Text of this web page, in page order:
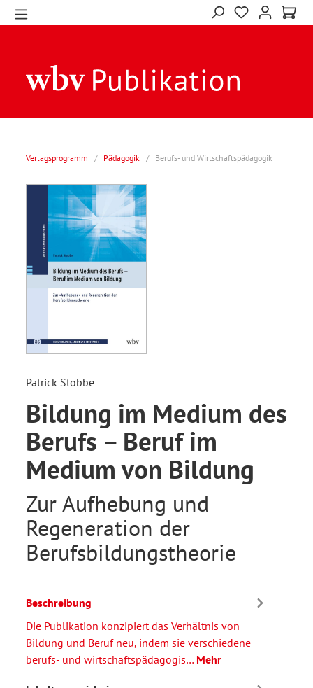
Verlagsprogramm / Pädagogik / Berufs- und Wirtschaftspädagogik
Patrick Stobbe
Bildung im Medium des
Berufs – Beruf im
Medium von Bildung
Zur Aufhebung und
Regeneration der
Berufsbildungstheorie
Beschreibung
Die Publikation konzipiert das Verhältnis von
Bildung und Beruf neu, indem sie verschiedene
berufs- und wirtschaftspädagogis… Mehr